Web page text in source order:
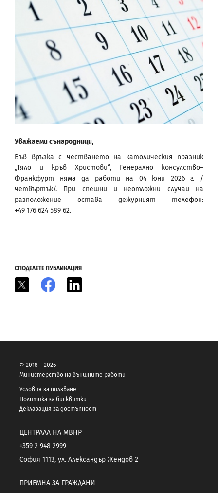
Уважаеми сънародници,
Във връзка с честването на католическия празник
„Тяло и кръв Христови“, Генерално консулство–
Франкфурт няма да работи на 04 юни 2026 г. /
четвъртък/. При спешни и неотложни случаи на
разположение остава дежурният телефон:
+49 176 624 589 62.
СПОДЕЛЕТЕ ПУБЛИКАЦИЯ
Facebook
© 2018 – 2026
Министерство на външните работи
Условия за ползване
Политика за бисквитки
Декларация за достъпност
ЦЕНТРАЛА НА МВНР
+359 2 948 2999
София 1113, ул. Александър Жендов 2
ПРИЕМНА ЗА ГРАЖДАНИ